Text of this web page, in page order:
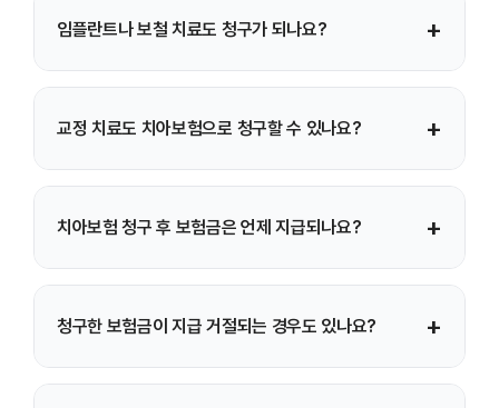
청구하거나, 모든 치료가 끝난 후 한 번에 청구할 수 있습니다.
임플란트나 보철 치료도 청구가 되나요? +
가입한 치아보험 상품과 약관에 따라 보장 여부와 한도가
교정 치료도 치아보험으로 청구할 수 있나요? +
질병이나 사고로 인한 교정만 일부 보장되는 경우가
치아보험 청구 후 보험금은 언제 지급되나요? +
완료되며, 지급 승인 후 등록한 계좌로 보험금이 입금됩니다.
청구한 보험금이 지급 거절되는 경우도 있나요? +